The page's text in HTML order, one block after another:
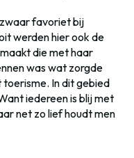
favoriet bij
werden hier ook de
die met haar
was wat zorgde
In dit gebied
iedereen is blij met
net zo lief houdt men